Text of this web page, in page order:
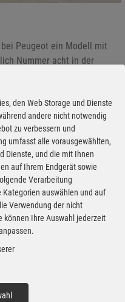
Peugeot ein Modell mit
Nummer acht in der
Ganzen. Trotz der
Familienformat. Die
gehören natürlich in die
tatsächliche Kombination
durchaus sehen lasssen. In
Ahnenreihe... (aum/ww)
den Web Storage und Dienste
andere nicht notwendig
zu verbessern und
umfasst alle vorausgewählten,
Dienste, und die mit Ihnen
auf Ihrem Endgerät sowie
Verarbeitung
auswählen und auf
Verwendung der nicht
können Ihre Auswahl jederzeit